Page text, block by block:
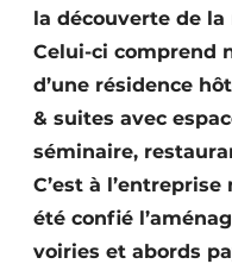
Éclairage
Façades
Géotextiles
Infrastructures
la découverte de
Celui-ci comprend
d’une résidence
& suites avec
séminaire,
C’est à
été confié
voiries et abords